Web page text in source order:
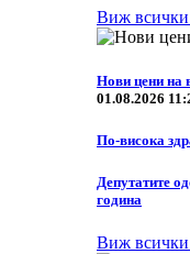
Виж всички
Нови цени на
01.08.2026
По-висока
Депутатите
година
Виж всички